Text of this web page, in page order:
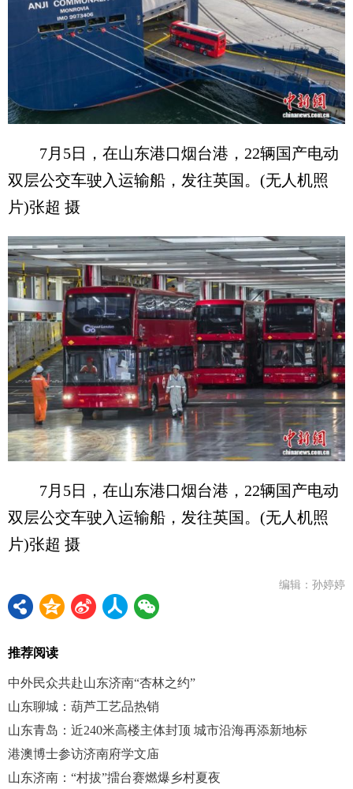
7月5日，在山东港口烟台港，22辆国产电动
双层公交车驶入运输船，发往英国。(无人机照
片)张超 摄
7月5日，在山东港口烟台港，22辆国产电动
双层公交车驶入运输船，发往英国。(无人机照
片)张超 摄
编辑：孙婷婷
推荐阅读
中外民众共赴山东济南“杏林之约”
山东聊城：葫芦工艺品热销
山东青岛：近240米高楼主体封顶 城市沿海再添新地标
港澳博士参访济南府学文庙
山东济南：“村拔”擂台赛燃爆乡村夏夜